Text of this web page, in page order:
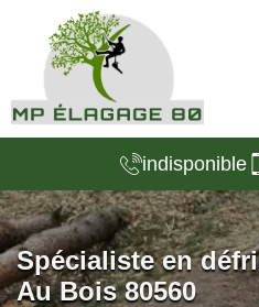
indisponible
Spécialiste en
Au Bois 80560